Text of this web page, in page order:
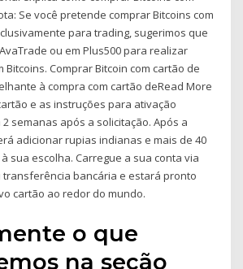
Se você pretende comprar Bitcoins com
para trading, sugerimos que
ou em Plus500 para realizar
Bitcoins. Comprar Bitcoin com cartão de
à compra com cartão deRead More
e as instruções para ativação
semanas após a solicitação. Após a
adicionar rupias indianas e mais de 40
sua escolha. Carregue a sua conta via
transferência bancária e estará pronto
cartão ao redor do mundo.
o que
na seção